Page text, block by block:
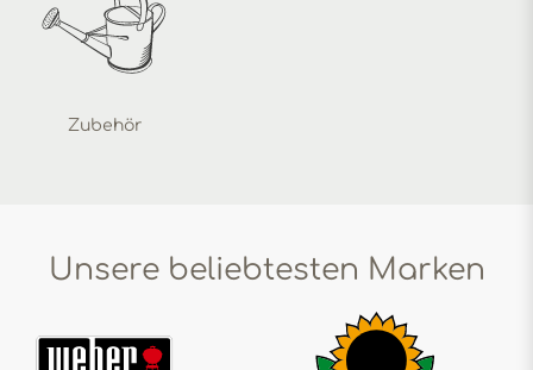
Zubehör
Unsere beliebtesten Marken